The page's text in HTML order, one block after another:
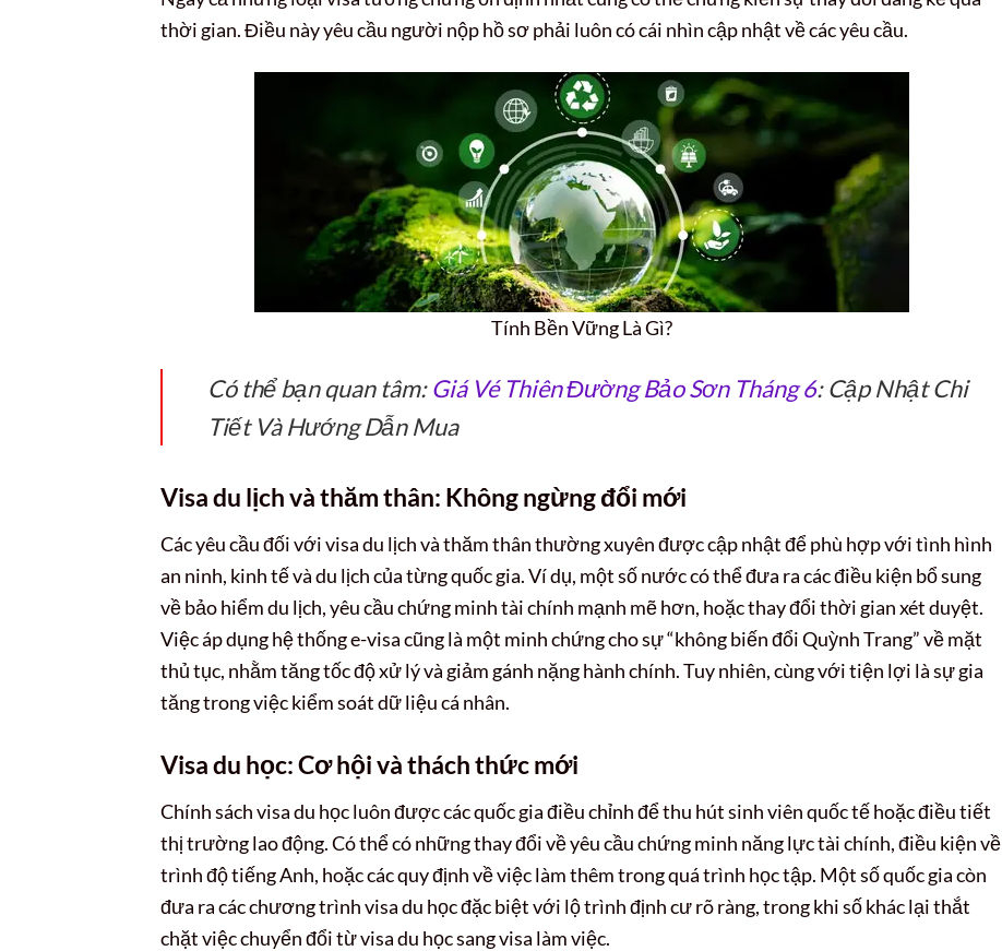
thời gian. Điều này yêu cầu người nộp hồ sơ phải luôn có cái nhìn cập nhật về các yêu cầu.
Tính Bền Vững Là Gì?
Có thể bạn quan tâm:Giá Vé Thiên Đường Bảo Sơn Tháng 6: Cập Nhật Chi
Tiết Và Hướng Dẫn Mua
Visa du lịch và thăm thân: Không ngừng đổi mới
Các yêu cầu đối với visa du lịch và thăm thân thường xuyên được cập nhật để phù hợp với tình hình
an ninh, kinh tế và du lịch của từng quốc gia. Ví dụ, một số nước có thể đưa ra các điều kiện bổ sung
về bảo hiểm du lịch, yêu cầu chứng minh tài chính mạnh mẽ hơn, hoặc thay đổi thời gian xét duyệt.
Việc áp dụng hệ thống e-visa cũng là một minh chứng cho sự “không biến đổi Quỳnh Trang” về mặt
thủ tục, nhằm tăng tốc độ xử lý và giảm gánh nặng hành chính. Tuy nhiên, cùng với tiện lợi là sự gia
tăng trong việc kiểm soát dữ liệu cá nhân.
Visa du học: Cơ hội và thách thức mới
Chính sách visa du học luôn được các quốc gia điều chỉnh để thu hút sinh viên quốc tế hoặc điều tiết
thị trường lao động. Có thể có những thay đổi về yêu cầu chứng minh năng lực tài chính, điều kiện về
trình độ tiếng Anh, hoặc các quy định về việc làm thêm trong quá trình học tập. Một số quốc gia còn
đưa ra các chương trình visa du học đặc biệt với lộ trình định cư rõ ràng, trong khi số khác lại thắt
chặt việc chuyển đổi từ visa du học sang visa làm việc.